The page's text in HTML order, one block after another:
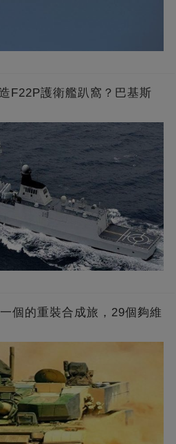
F22P護衛艦趴窩？巴基斯
個的重裝合成旅，29個夠維